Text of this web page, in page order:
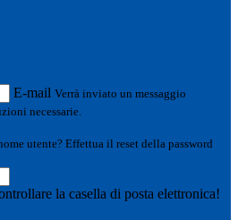
E-mail Verrà inviato un messaggio
necessarie.
utente? Effettua il reset della password
la casella di posta elettronica!